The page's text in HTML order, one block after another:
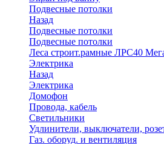
Подвесные потолки
Назад
Подвесные потолки
Подвесные потолки
Леса строит.рамные ЛРС40
Электрика
Назад
Электрика
Домофон
Провода, кабель
Светильники
Удлинители, выключатели,
Газ. оборуд. и вентиляция